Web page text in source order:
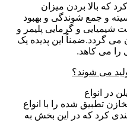
که بالا بردن میزان
و جمع شوندگی و بهبود
و گرمایی پلیمر و
گردد.ضمناً این پدیده یک
را می کاهد.
می شوند؟
در انواع
تطبیق شده را با انواع
کرد که در این بخش به